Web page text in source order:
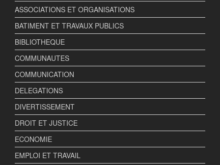
ASSOCIATIONS ET ORGANISATIONS
BATIMENT ET TRAVAUX PUBLICS
BIBLIOTHEQUE
COMMUNAUTES
COMMUNICATION
DELEGATIONS
DIVERTISSEMENT
DROIT ET JUSTICE
ECONOMIE
EMPLOI ET TRAVAIL